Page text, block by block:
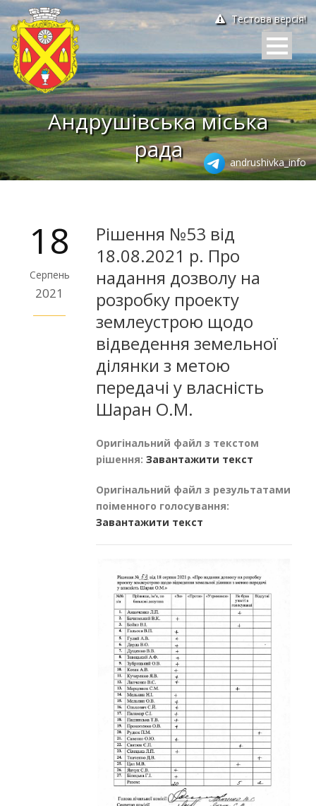
Тестова версія!
Андрушівська міська
рада
andrushivka_info
18
Серпень
2021
Рішення №53 від
18.08.2021 р. Про
надання дозволу на
розробку проекту
землеустрою щодо
відведення земельної
ділянки з метою
передачі у власність
Шаран О.М.
Оригінальний файл з текстом
рішення: Завантажити текст
Оригінальний файл з результатами
поіменного голосування:
Завантажити текст